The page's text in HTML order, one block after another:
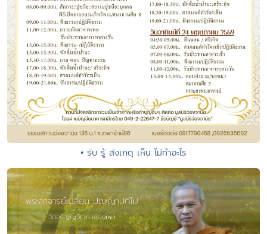
• รับ รู้ สังเกตุ เห็น ไม่ทำอะไร